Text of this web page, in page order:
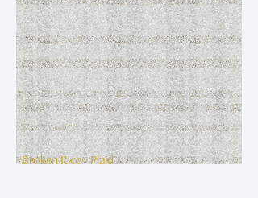
Broken Rice - Plaid